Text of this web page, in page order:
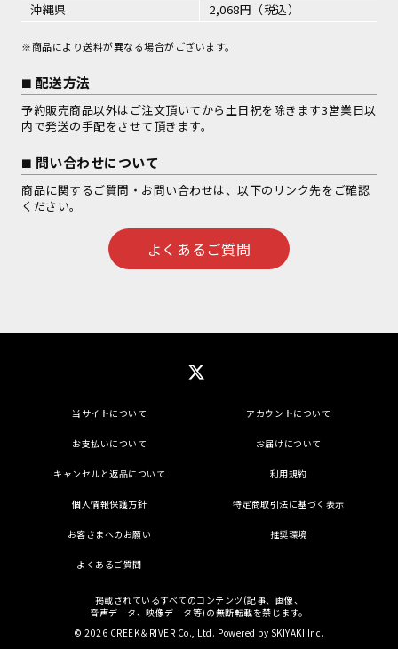
沖縄県
2,068円（税込）
※商品により送料が異なる場合がございます。
配送方法
予約販売商品以外はご注文頂いてから土日祝を除きます3営業日以
内で発送の手配をさせて頂きます。
問い合わせについて
商品に関するご質問・お問い合わせは、以下のリンク先をご確認
ください。
よくあるご質問
当サイトについて アカウントについて
お支払いについて お届けについて
キャンセルと返品について 利用規約
個人情報保護方針 特定商取引法に基づく表示
お客さまへのお願い 推奨環境
よくあるご質問
掲載されているすべてのコンテンツ(記事、画像、
音声データ、映像データ等)の無断転載を禁じます。
© 2026 CREEK＆RIVER Co., Ltd. Powered by SKIYAKI Inc.